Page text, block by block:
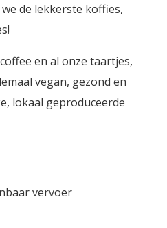
de lekkerste koffies,
en al onze taartjes,
vegan, gezond en
lokaal geproduceerde
vervoer